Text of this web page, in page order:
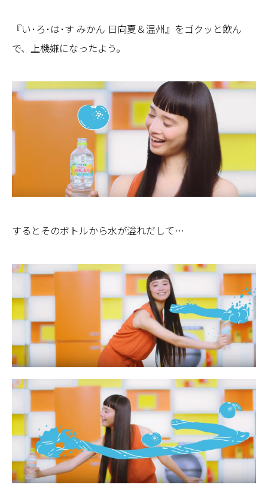
『い･ろ･は･す みかん 日向夏＆温州』をゴクッと飲ん
で、上機嫌になったよう。
するとそのボトルから水が溢れだして…